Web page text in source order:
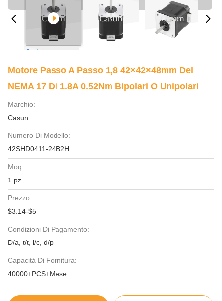
Motore Passo A Passo 1,8 42×42×48mm Del
NEMA 17 Di 1.8A 0.52Nm Bipolari O Unipolari
Marchio:
Casun
Numero Di Modello:
42SHD0411-24B2H
Moq:
1 pz
Prezzo:
$3.14-$5
Condizioni Di Pagamento:
D/a, t/t, l/c, d/p
Capacità Di Fornitura:
40000+PCS+Mese